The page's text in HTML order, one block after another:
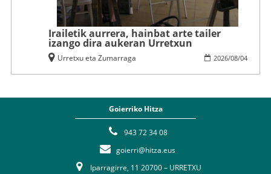
Irailetik aurrera, hainbat arte tailer
izango dira aukeran Urretxun
2026/08/04
Urretxu eta Zumarraga
Goierriko Hitza
943 72 34 08
goierri@hitza.eus
Iparragirre, 11 20700 – URRETXU